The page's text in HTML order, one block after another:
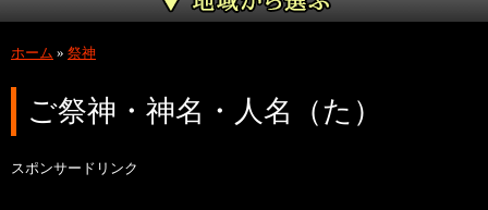
ホーム » 祭神
ご祭神・神名・人名（た）
スポンサードリンク